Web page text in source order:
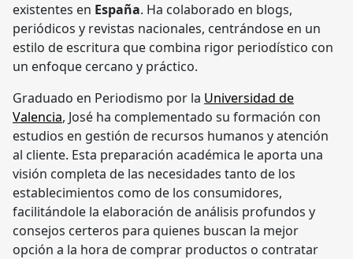
existentes en España. Ha colaborado en blogs,
periódicos y revistas nacionales, centrándose en un
estilo de escritura que combina rigor periodístico con
un enfoque cercano y práctico.
Graduado en Periodismo por la Universidad de
Valencia, José ha complementado su formación con
estudios en gestión de recursos humanos y atención
al cliente. Esta preparación académica le aporta una
visión completa de las necesidades tanto de los
establecimientos como de los consumidores,
facilitándole la elaboración de análisis profundos y
consejos certeros para quienes buscan la mejor
opción a la hora de comprar productos o contratar